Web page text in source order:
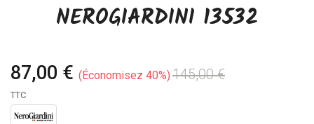
NEROGIARDINI 13532
87,00 € Économisez 40% 145,00 €
TTC